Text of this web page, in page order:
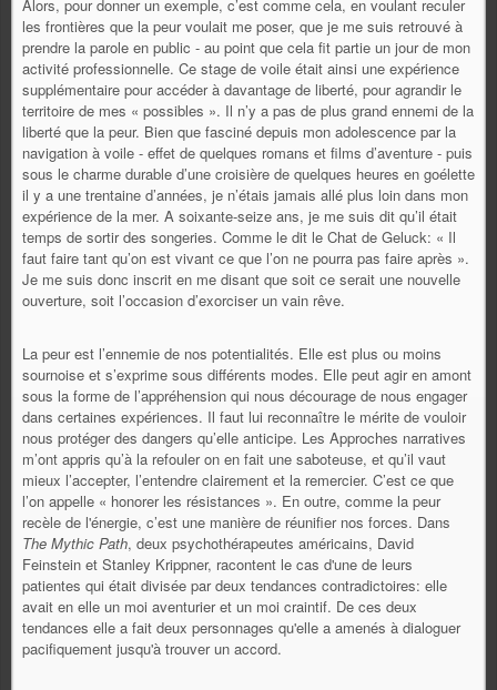
Alors, pour donner un exemple, c’est comme cela, en voulant reculer
les frontières que la peur voulait me poser, que je me suis retrouvé à
prendre la parole en public - au point que cela fit partie un jour de mon
activité professionnelle. Ce stage de voile était ainsi une expérience
supplémentaire pour accéder à davantage de liberté, pour agrandir le
territoire de mes « possibles ». Il n’y a pas de plus grand ennemi de la
liberté que la peur. Bien que fasciné depuis mon adolescence par la
navigation à voile - effet de quelques romans et films d’aventure - puis
sous le charme durable d’une croisière de quelques heures en goélette
il y a une trentaine d’années, je n’étais jamais allé plus loin dans mon
expérience de la mer. A soixante-seize ans, je me suis dit qu’il était
temps de sortir des songeries. Comme le dit le Chat de Geluck: « Il
faut faire tant qu’on est vivant ce que l’on ne pourra pas faire après ».
Je me suis donc inscrit en me disant que soit ce serait une nouvelle
ouverture, soit l’occasion d’exorciser un vain rêve.
La peur est l’ennemie de nos potentialités. Elle est plus ou moins
sournoise et s’exprime sous différents modes. Elle peut agir en amont
sous la forme de l’appréhension qui nous décourage de nous engager
dans certaines expériences. Il faut lui reconnaître le mérite de vouloir
nous protéger des dangers qu’elle anticipe. Les Approches narratives
m’ont appris qu’à la refouler on en fait une saboteuse, et qu’il vaut
mieux l’accepter, l’entendre clairement et la remercier. C’est ce que
l’on appelle « honorer les résistances ». En outre, comme la peur
recèle de l'énergie, c’est une manière de réunifier nos forces. Dans
The Mythic Path, deux psychothérapeutes américains, David
Feinstein et Stanley Krippner, racontent le cas d'une de leurs
patientes qui était divisée par deux tendances contradictoires: elle
avait en elle un moi aventurier et un moi craintif. De ces deux
tendances elle a fait deux personnages qu'elle a amenés à dialoguer
pacifiquement jusqu'à trouver un accord.